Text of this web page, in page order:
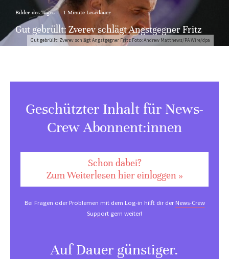
Gut gebrüllt: Zverev schlägt Angstgegner Fritz Foto: Andrew Matthews/PA Wire/dpa
Bilder des Tages · 1 Minute Lesedauer
Gut gebrüllt: Zverev schlägt Angstgegner Fritz
Geschützter Inhalt für News-
Crew Abonnent:innen
Schon dabei?
Zum Weiterlesen hier einloggen »
Bei Fragen oder Problemen mit dem Log-in hilft dir derNews-Crew
Support gern weiter!
Auf Dauer günstiger.